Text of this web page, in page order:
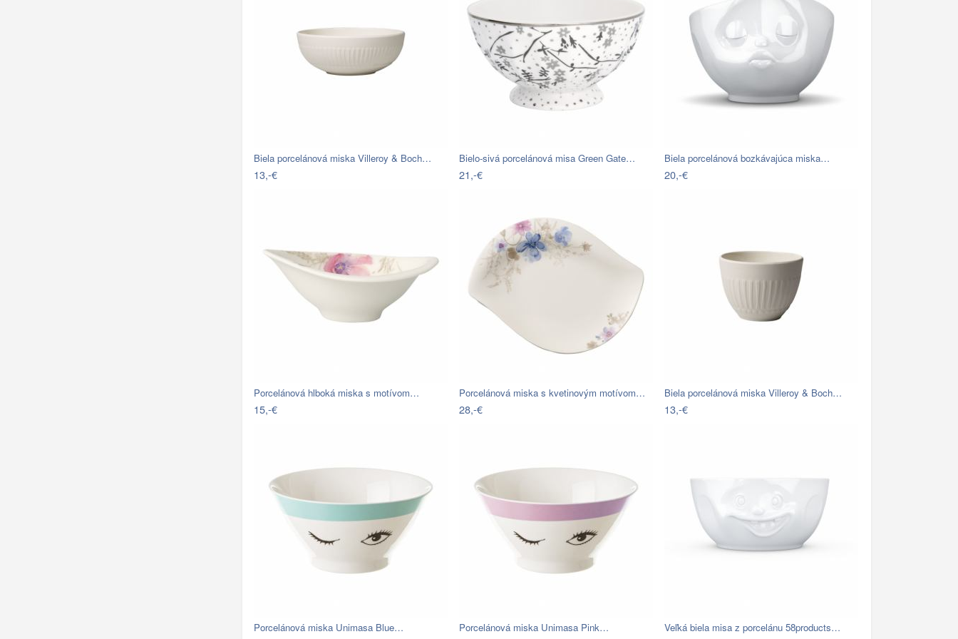
Biela porcelánová miska Villeroy & Boch…
13,-€
Bielo-sivá porcelánová misa Green Gate…
21,-€
Biela porcelánová bozkávajúca miska…
20,-€
Porcelánová hlboká miska s motívom…
15,-€
Porcelánová miska s kvetinovým motívom…
28,-€
Biela porcelánová miska Villeroy & Boch…
13,-€
Porcelánová miska Unimasa Blue… Porcelánová miska Unimasa Pink… Veľká biela misa z porcelánu 58products…